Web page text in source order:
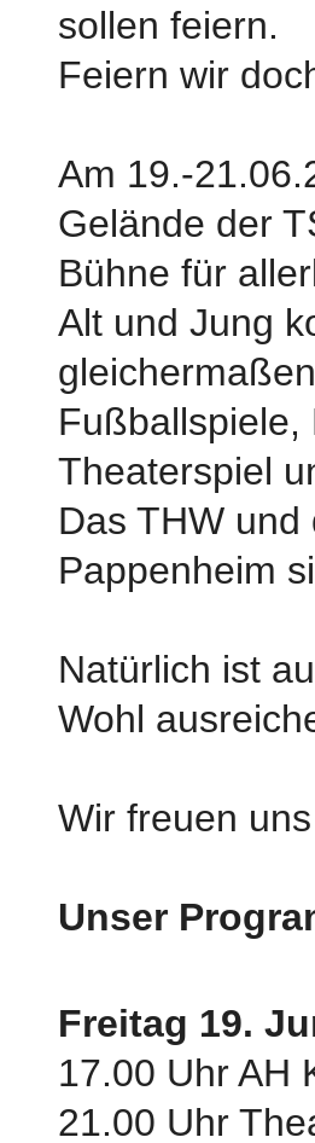
sollen feiern.
Feiern wir
Am 19.-
Gelände der
Bühne für
Alt und Jung
Fußballspiele,
Theaterspiel
Das THW und
Pappenheim
Natürlich ist
Wohl
Wir freuen
Unser
Freitag 19.
17.00 Uhr AH
21.00 Uhr